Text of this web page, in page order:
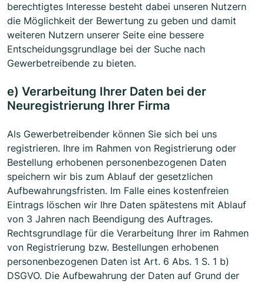
berechtigtes Interesse besteht dabei unseren Nutzern
die Möglichkeit der Bewertung zu geben und damit
weiteren Nutzern unserer Seite eine bessere
Entscheidungsgrundlage bei der Suche nach
Gewerbetreibende zu bieten.
e) Verarbeitung Ihrer Daten bei der
Neuregistrierung Ihrer Firma
Als Gewerbetreibender können Sie sich bei uns
registrieren. Ihre im Rahmen von Registrierung oder
Bestellung erhobenen personenbezogenen Daten
speichern wir bis zum Ablauf der gesetzlichen
Aufbewahrungsfristen. Im Falle eines kostenfreien
Eintrags löschen wir Ihre Daten spätestens mit Ablauf
von 3 Jahren nach Beendigung des Auftrages.
Rechtsgrundlage für die Verarbeitung Ihrer im Rahmen
von Registrierung bzw. Bestellungen erhobenen
personenbezogenen Daten ist Art. 6 Abs. 1 S. 1 b)
DSGVO. Die Aufbewahrung der Daten auf Grund der